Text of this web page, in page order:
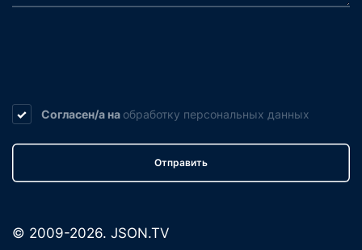
Согласен/а на обработку персональных данных
Отправить
© 2009-2026. JSON.TV